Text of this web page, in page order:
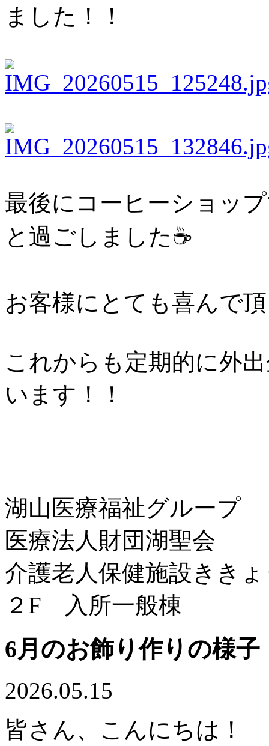
ました！！
最後にコーヒーショッ
と過ごしました☕
お客様にとても喜んで
これからも定期的に外
います！！
湖山医療福祉グループ
医療法人財団湖聖会
介護老人保健施設きき
２F 入所一般棟
6月のお飾り作りの様子
2026.05.15
皆さん、こんにちは！